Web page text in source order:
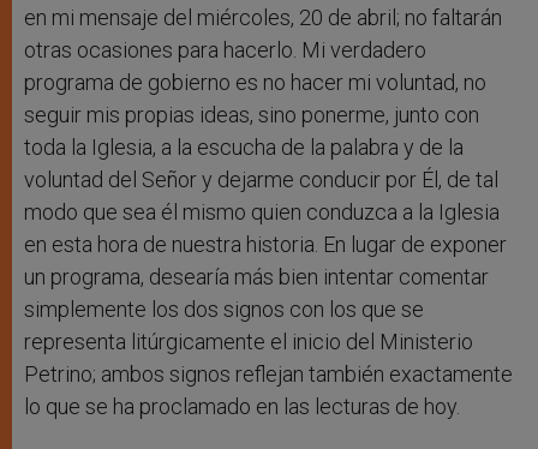
en mi mensaje del miércoles, 20 de abril; no faltarán
otras ocasiones para hacerlo. Mi verdadero
programa de gobierno es no hacer mi voluntad, no
seguir mis propias ideas, sino ponerme, junto con
toda la Iglesia, a la escucha de la palabra y de la
voluntad del Señor y dejarme conducir por Él, de tal
modo que sea él mismo quien conduzca a la Iglesia
en esta hora de nuestra historia. En lugar de exponer
un programa, desearía más bien intentar comentar
simplemente los dos signos con los que se
representa litúrgicamente el inicio del Ministerio
Petrino; ambos signos reflejan también exactamente
lo que se ha proclamado en las lecturas de hoy.